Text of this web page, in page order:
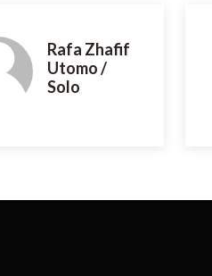
Rafa Zhafif
Utomo /
Solo